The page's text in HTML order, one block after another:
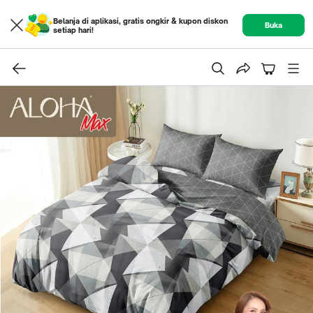
Belanja di aplikasi, gratis ongkir & kupon diskon
setiap hari!
Buka